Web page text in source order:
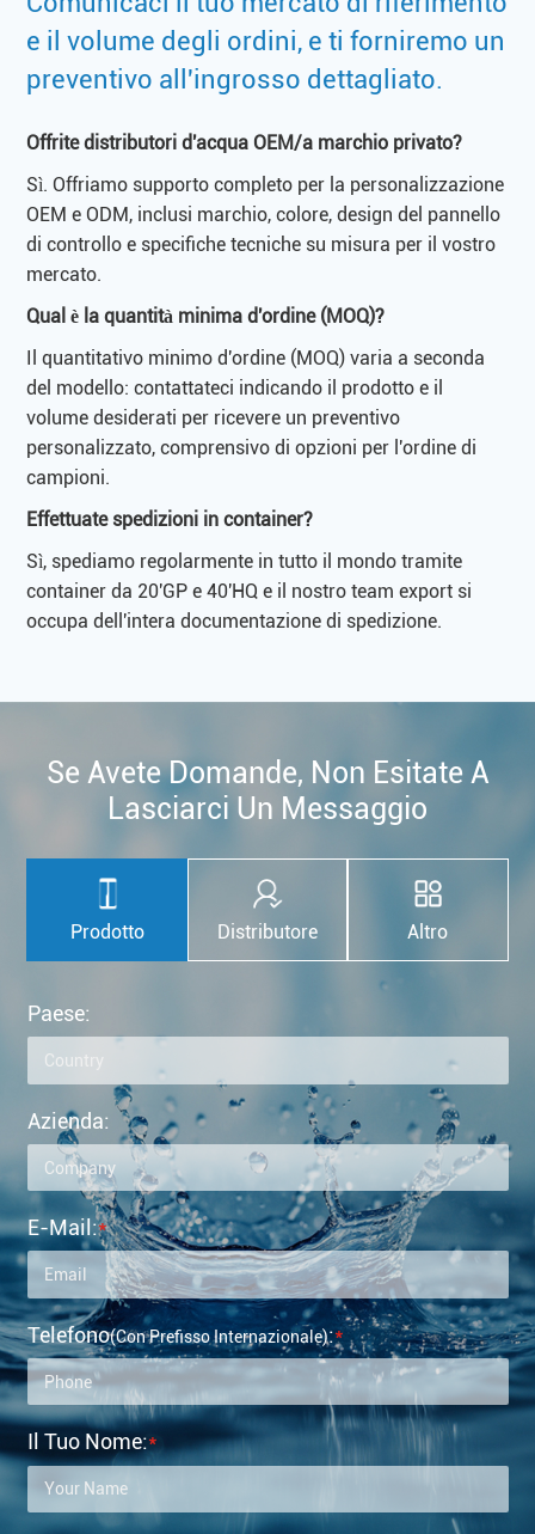
e il volume degli ordini, e ti forniremo un
preventivo all'ingrosso dettagliato.
Offrite distributori d'acqua OEM/a marchio privato?
Sì. Offriamo supporto completo per la personalizzazione
OEM e ODM, inclusi marchio, colore, design del pannello
di controllo e specifiche tecniche su misura per il vostro
mercato.
Qual è la quantità minima d'ordine (MOQ)?
Il quantitativo minimo d'ordine (MOQ) varia a seconda
del modello: contattateci indicando il prodotto e il
volume desiderati per ricevere un preventivo
personalizzato, comprensivo di opzioni per l'ordine di
campioni.
Effettuate spedizioni in container?
Sì, spediamo regolarmente in tutto il mondo tramite
container da 20'GP e 40'HQ e il nostro team export si
occupa dell'intera documentazione di spedizione.
Se Avete Domande, Non Esitate A
Lasciarci Un Messaggio
Prodotto Distributore Altro
Paese:
Azienda:
E-Mail:*
Telefono(con Prefisso Internazionale):*
Il Tuo Nome:*